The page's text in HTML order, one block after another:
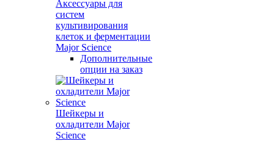
Аксессуары для
систем
культивирования
клеток и ферментации
Major Science
Дополнительные
опции на заказ
Шейкеры и
охладители Major
Science